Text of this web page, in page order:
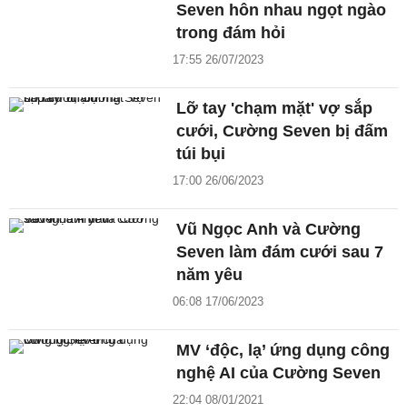
Seven hôn nhau ngọt ngào
trong đám hỏi
17:55 26/07/2023
Lỡ tay 'chạm mặt' vợ sắp
cưới, Cường Seven bị đấm
túi bụi
17:00 26/06/2023
Vũ Ngọc Anh và Cường
Seven làm đám cưới sau 7
năm yêu
06:08 17/06/2023
MV ‘độc, lạ’ ứng dụng công
nghệ AI của Cường Seven
22:04 08/01/2021